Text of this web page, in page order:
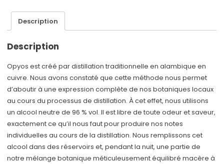
Description
Description
Opyos est créé par distillation traditionnelle en alambique en
cuivre. Nous avons constaté que cette méthode nous permet
d’aboutir à une expression complète de nos botaniques locaux
au cours du processus de distillation. À cet effet, nous utilisons
un alcool neutre de 96 % vol. Il est libre de toute odeur et saveur,
exactement ce qu’il nous faut pour produire nos notes
individuelles au cours de la distillation. Nous remplissons cet
alcool dans des réservoirs et, pendant la nuit, une partie de
notre mélange botanique méticuleusement équilibré macère à